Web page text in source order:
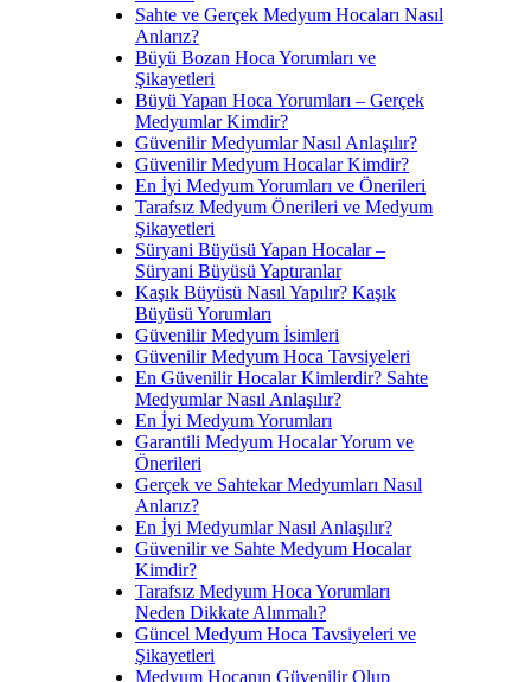
Sahte ve Gerçek Medyum Hocaları Nasıl
Anlarız?
Büyü Bozan Hoca Yorumları ve
Şikayetleri
Büyü Yapan Hoca Yorumları – Gerçek
Medyumlar Kimdir?
Güvenilir Medyumlar Nasıl Anlaşılır?
Güvenilir Medyum Hocalar Kimdir?
En İyi Medyum Yorumları ve Önerileri
Tarafsız Medyum Önerileri ve Medyum
Şikayetleri
Süryani Büyüsü Yapan Hocalar –
Süryani Büyüsü Yaptıranlar
Kaşık Büyüsü Nasıl Yapılır? Kaşık
Büyüsü Yorumları
Güvenilir Medyum İsimleri
Güvenilir Medyum Hoca Tavsiyeleri
En Güvenilir Hocalar Kimlerdir? Sahte
Medyumlar Nasıl Anlaşılır?
En İyi Medyum Yorumları
Garantili Medyum Hocalar Yorum ve
Önerileri
Gerçek ve Sahtekar Medyumları Nasıl
Anlarız?
En İyi Medyumlar Nasıl Anlaşılır?
Güvenilir ve Sahte Medyum Hocalar
Kimdir?
Tarafsız Medyum Hoca Yorumları
Neden Dikkate Alınmalı?
Güncel Medyum Hoca Tavsiyeleri ve
Şikayetleri
Medyum Hocanın Güvenilir Olup